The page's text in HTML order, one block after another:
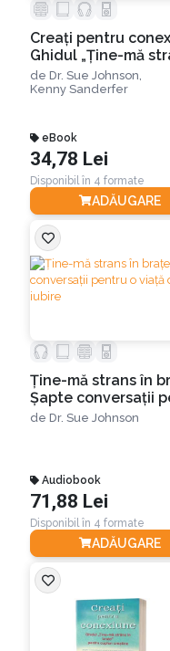
Creați pentru
Ghidul „Ține-mă
brațe” pentru cupluri
creștine
de Dr. Sue Johnson,
Kenny Sanderfer
eBook
34,78 Lei
Disponibil în 4 formate
ADĂUGARE
Ţine-mă strans în
Șapte conversaţii
o viaţă de iubire
de Dr. Sue Johnson
Audiobook
71,88 Lei
Disponibil în 4 formate
ADĂUGARE